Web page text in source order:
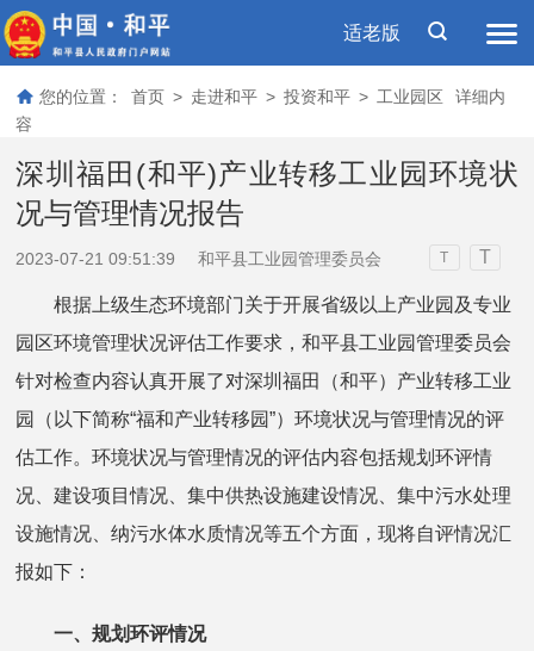
适老版
您的位置： 首页 > 走进和平 > 投资和平 > 工业园区
详细内
容
深圳福田(和平)产业转移工业园环境状
况与管理情况报告
2023-07-21 09:51:39 和平县工业园管理委员会 T T
根据上级生态环境部门关于开展省级以上产业园及专业
园区环境管理状况评估工作要求，和平县工业园管理委员会
针对检查内容认真开展了对深圳福田（和平）产业转移工业
园（以下简称“福和产业转移园”）环境状况与管理情况的评
估工作。环境状况与管理情况的评估内容包括规划环评情
况、建设项目情况、集中供热设施建设情况、集中污水处理
设施情况、纳污水体水质情况等五个方面，现将自评情况汇
报如下：
一、规划环评情况